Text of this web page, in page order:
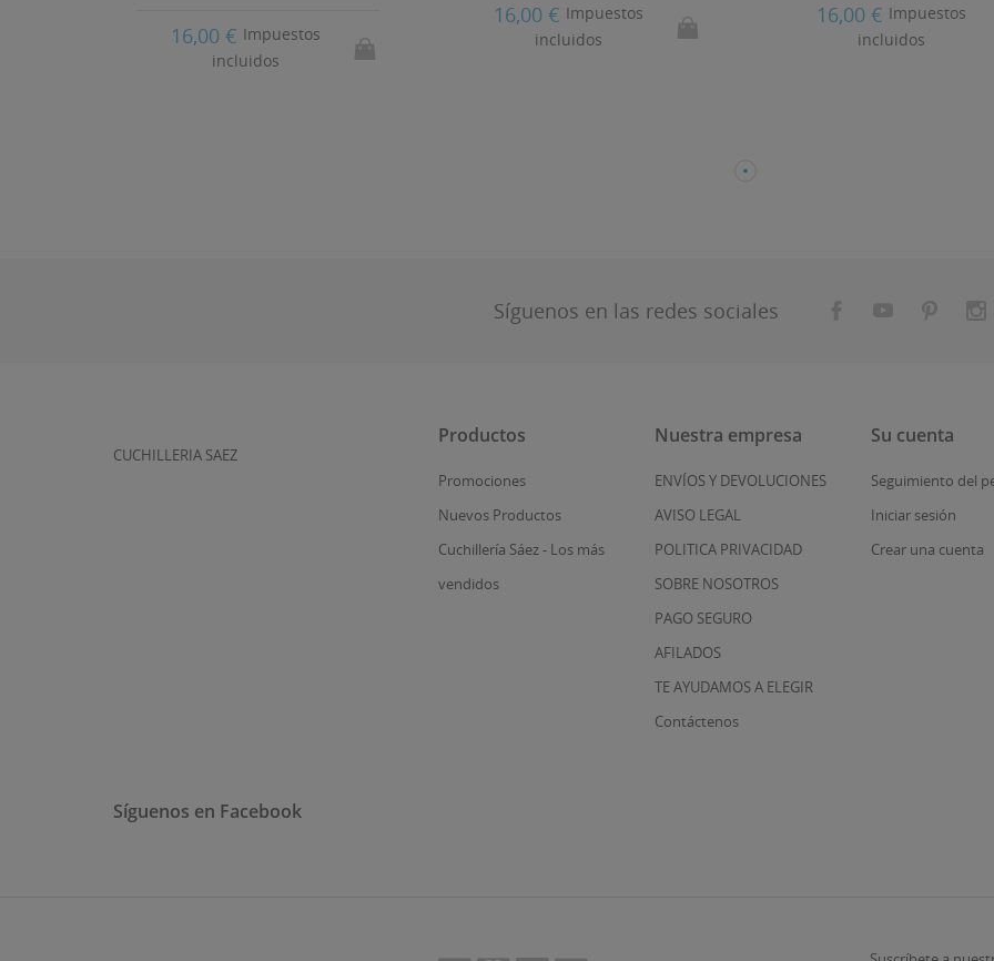
16,00 € Impuestos
incluidos
16,00 € Impuestos
incluidos
16,00 € Impuestos
incluidos
Síguenos en las redes sociales
CUCHILLERIA SAEZ
Productos
Promociones
Nuevos Productos
Cuchillería Sáez - Los más
vendidos
Nuestra empresa
ENVÍOS Y DEVOLUCIONES
AVISO LEGAL
POLITICA PRIVACIDAD
SOBRE NOSOTROS
PAGO SEGURO
AFILADOS
TE AYUDAMOS A ELEGIR
Contáctenos
Su cuenta
Seguimiento del
Iniciar sesión
Crear una cuenta
Síguenos en Facebook